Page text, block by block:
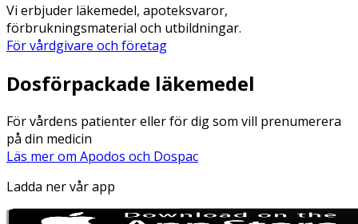
Vi erbjuder läkemedel, apoteksvaror,
förbrukningsmaterial och utbildningar.
För vårdgivare och företag
Dosförpackade läkemedel
För vårdens patienter eller för dig som vill prenumerera
på din medicin
Läs mer om Apodos och Dospac
Ladda ner vår app